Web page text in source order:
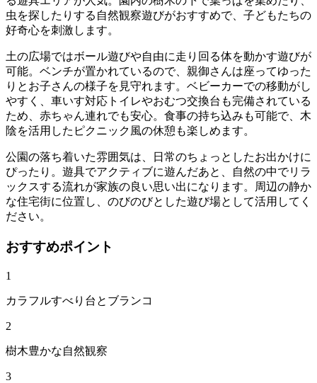
虫を探したりする自然観察遊びがおすすめで、子どもたちの
好奇心を刺激します。
土の広場ではボール遊びや自由に走り回る体を動かす遊びが
可能。ベンチが置かれているので、親御さんは座ってゆった
りとお子さんの様子を見守れます。ベビーカーでの移動がし
やすく、車いす対応トイレやおむつ交換台も完備されている
ため、赤ちゃん連れでも安心。食事の持ち込みも可能で、木
陰を活用したピクニック風の休憩も楽しめます。
公園の落ち着いた雰囲気は、日常のちょっとしたお出かけに
ぴったり。遊具でアクティブに遊んだあと、自然の中でリラ
ックスする流れが家族の良い思い出になります。周辺の静か
な住宅街に位置し、のびのびとした遊び場として活用してく
ださい。
おすすめポイント
1
カラフルすべり台とブランコ
2
樹木豊かな自然観察
3